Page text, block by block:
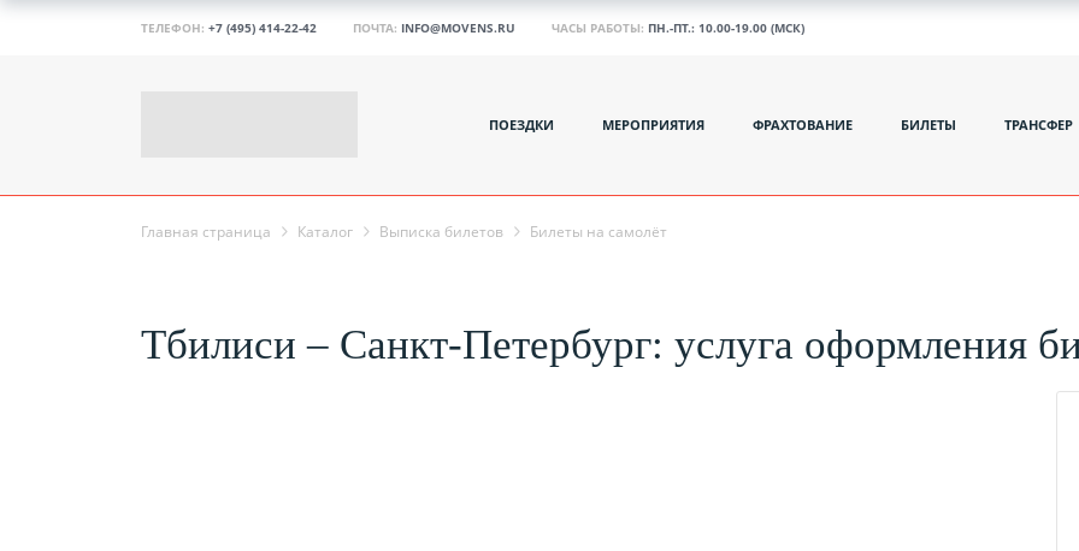
ТЕЛЕФОН: +7 (495) 414-22-42 ПОЧТА: INFO@MOVENS.RU ЧАСЫ РАБОТЫ: ПН.-ПТ.: 10.00-19.00 (МСК)
ПОЕЗДКИ МЕРОПРИЯТИЯ ФРАХТОВАНИЕ БИЛЕТЫ ТРАНСФЕР
Главная страница Каталог Выписка билетов Билеты на самолёт
Тбилиси – Санкт-Петербург: услуга оформления